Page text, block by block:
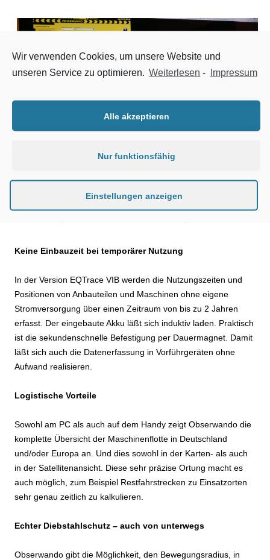
Keine Einbauzeit bei temporärer Nutzung
In der Version EQTrace VIB werden die Nutzungszeiten und
Positionen von Anbauteilen und Maschinen ohne eigene
Stromversorgung über einen Zeitraum von bis zu 2 Jahren
erfasst. Der eingebaute Akku läßt sich induktiv laden. Praktisch
ist die sekundenschnelle Befestigung per Dauermagnet. Damit
läßt sich auch die Datenerfassung in Vorführgeräten ohne
Aufwand realisieren.
Logistische Vorteile
Sowohl am PC als auch auf dem Handy zeigt Obserwando die
komplette Übersicht der Maschinenflotte in Deutschland
und/oder Europa an. Und dies sowohl in der Karten- als auch
in der Satellitenansicht. Diese sehr präzise Ortung macht es
auch möglich, zum Beispiel Restfahrstrecken zu Einsatzorten
sehr genau zeitlich zu kalkulieren.
Echter Diebstahlschutz – auch von unterwegs
Obserwando gibt die Möglichkeit, den Bewegungsradius, in
Wir verwenden Cookies, um unsere Website und
unseren Service zu optimieren. Weiterlesen - Impressum
Alle akzeptieren
Nur funktionsfähig
Einstellungen anzeigen